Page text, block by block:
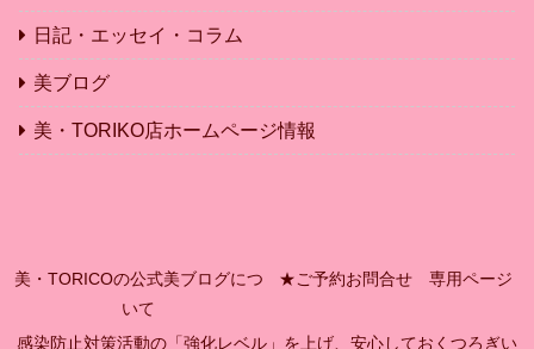
日記・エッセイ・コラム
美ブログ
美・TORIKO店ホームページ情報
美・TORICOの公式美ブログにつ
いて
★ご予約お問合せ 専用ページ
感染防止対策活動の「強化レベル」を上げ、安心しておくつろぎい